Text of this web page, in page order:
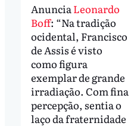
Anuncia Leonardo
Boff: “Na tradição
ocidental, Francisco
de Assis é visto
como figura
exemplar de grande
irradiação. Com fina
percepção, sentia o
laço da fraternidade